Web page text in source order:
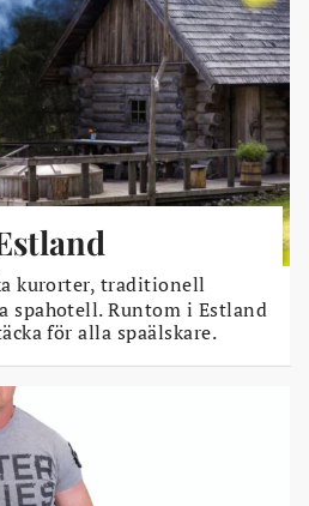
kurorter, traditionell
spahotell. Runtom i Estland
för alla spaälskare.